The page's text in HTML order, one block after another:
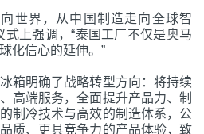
世界，从中国制造走向全球智
式上强调，“泰国工厂不仅是奥马
化信心的延伸。”
明确了战略转型方向：将持续
高端服务，全面提升产品力、制
制冷技术与高效的制造体系，公
质、更具竞争力的产品体验，致